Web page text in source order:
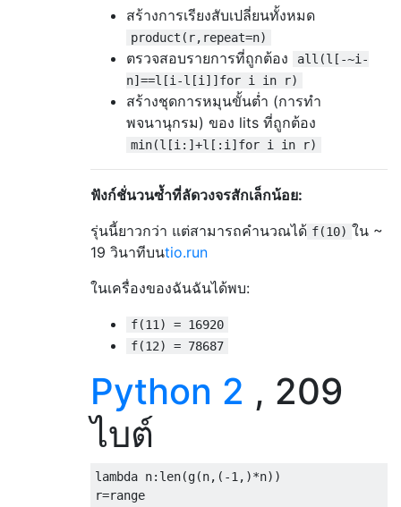
สร้างการเรียงสับเปลี่ยนทั้งหมด
product(r,repeat=n)
ตรวจสอบรายการที่ถูกต้อง
all(l[-~i-
n]==l[i-l[i]]for i in r)
สร้างชุดการหมุนขั้นต่ำ (การทำ
พจนานุกรม) ของ lits ที่ถูกต้อง
min(l[i:]+l[:i]for i in r)
ฟังก์ชั่นวนซ้ำที่ลัดวงจรสักเล็กน้อย:
รุ่นนี้ยาวกว่า แต่สามารถคำนวณได้ f(10) ใน ~
19 วินาทีบนtio.run
ในเครื่องของฉันฉันได้พบ:
f(11) = 16920
f(12) = 78687
Python 2 , 209
ไบต์
lambda n: len(g(n,(-1,)*n))
r=range